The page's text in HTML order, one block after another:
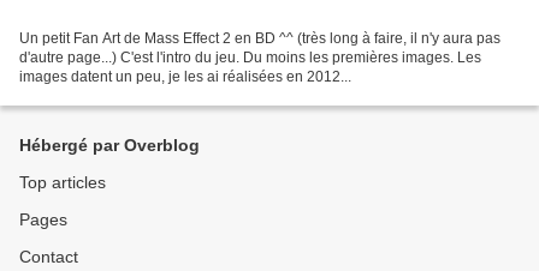
Un petit Fan Art de Mass Effect 2 en BD ^^ (très long à faire, il n'y aura pas
d'autre page...) C'est l'intro du jeu. Du moins les premières images. Les
images datent un peu, je les ai réalisées en 2012...
Hébergé par Overblog
Top articles
Pages
Contact